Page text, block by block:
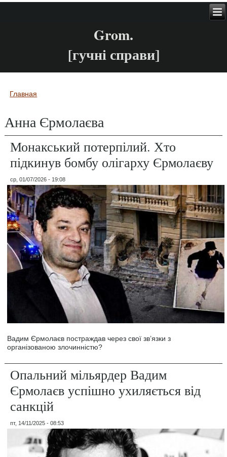
Grom.
[гучні справи]
Вы здесь
Главная
Анна Єрмолаєва
Монакський потерпілий. Хто
підкинув бомбу олігарху Єрмолаєву
ср, 01/07/2026 - 19:08
Вадим Єрмолаєв постраждав через свої зв’язки з
організованою злочинністю?
Опальний мільярдер Вадим
Єрмолаєв успішно ухиляється від
санкцій
пт, 14/11/2025 - 08:53